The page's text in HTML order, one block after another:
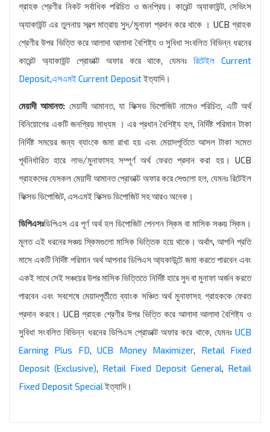
গ্রাহক শ্রেণীর নিকট সর্বাধিক পরিচিত ও জনপ্রিয়। কারেন্ট অ্যাকাউন্ট, সেভিংস
অ্যাকাউন্ট এর তুলনায় স্বল্প মাত্রায় সুদ/মুনাফা প্রদান করে থাকে । UCB গ্রাহক
শ্রেণীর উপর ভিত্তি করে আলাদা আলাদা বৈশিষ্ট্য ও সুবিধা সংবলিত বিভিন্ন ধরনের
কারেন্ট অ্যাকাউন্ট প্রোডাক্ট অফার করে থাকে, যেমনঃরিটেইল Current
Deposit,এসএমই Current Depositইত্যাদি।
মেয়াদী আমানত: মেয়াদী আমানত, যা ফিক্সড ডিপোজিট নামেও পরিচিত, এটি অর্থ
বিনিয়োগের একটি জনপ্রিয় মাধ্যম । এর প্রধান বৈশিষ্ট্য হল, নির্দিষ্ট পরিমান টাকা
নির্দিষ্ট সময়ের জন্য ব্যাংকে জমা রাখা হয় এবং মেয়াদপূর্তিতে আসল টাকা সমেত
পূর্বনির্ধারিত হারে লাভ/মুনাফাসহ সম্পূর্ণ অর্থ ফেরত প্রদান করা হয়। UCB
গ্রাহকদের যেসকল মেয়াদী আমানত প্রোডাক্ট অফার করে সেগুলো হল, যেমনঃ রিটেইল
ফিক্সড ডিপোজিট, এসএমই ফিক্সড ডিপোজিট সহ আরও অনেক।
ডিপিএসঃডিপিএস এর পূর্ণ অর্থ হল ডিপোজিট পেনশন স্কিম বা মাসিক সঞ্চয় স্কিম।
মূলত এই ধরনের সঞ্চয় স্কিমগুলো মাসিক ভিত্তিক হয়ে থাকে। অর্থাৎ, আপনি প্রতি
মাসে একটি নির্দিষ্ট পরিমান অর্থ আপনার ডিপিএস আ্যকাউন্টে জমা করতে পারবেন এবং
একই সাথে সেই সঞ্চয়ের উপর মাসিক ভিত্তিতে নির্দিষ্ট হারে সুদ বা মুনাফা অর্জন করতে
পারবেন এবং সবশেষে মেয়াদপূর্তীতে ব্যাংক সঞ্চিত অর্থ মুনাফাসহ গ্রাহককে ফেরত
প্রদান করবে। UCB গ্রাহক শ্রেণীর উপর ভিত্তি করে আলাদা আলাদা বৈশিষ্ট্য ও
সুবিধা সংবলিত বিভিন্ন ধরনের ডিপিএস প্রোডাক্ট অফার করে থাকে, যেমনঃ UCB
Earning Plus FD,UCB Money Maximizer, Retail Fixed
Deposit (Exclusive), Retail Fixed Deposit General, Retail
Fixed Deposit Specialইত্যাদি।